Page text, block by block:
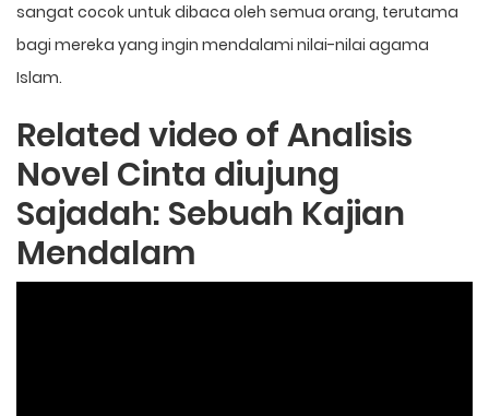
sangat cocok untuk dibaca oleh semua orang, terutama
bagi mereka yang ingin mendalami nilai-nilai agama
Islam.
Related video of Analisis
Novel Cinta diujung
Sajadah: Sebuah Kajian
Mendalam